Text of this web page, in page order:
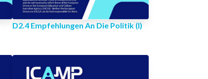
D2.4 Empfehlungen An Die Politik (I)